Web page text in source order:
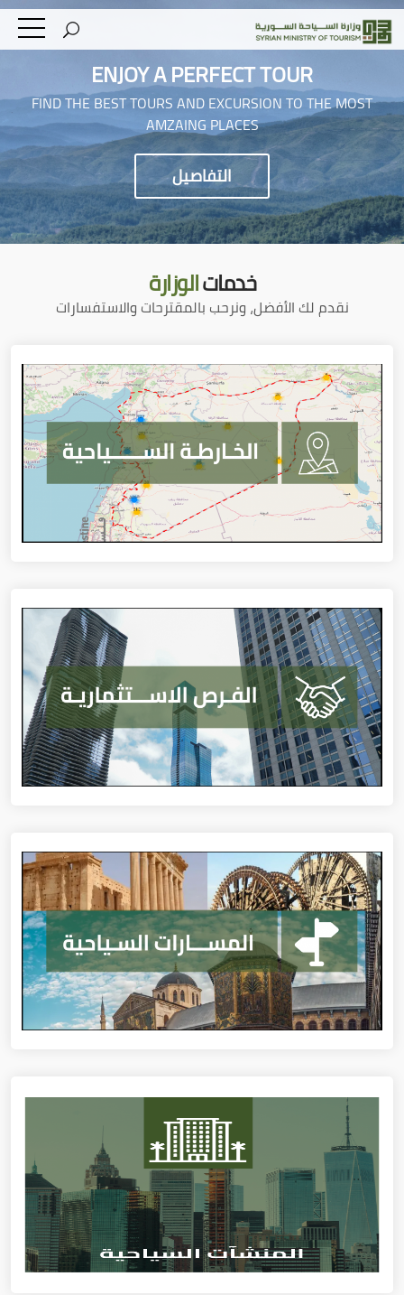
ENJOY A PERFECT TOUR
FIND THE BEST TOURS AND EXCURSION TO THE MOST
AMZAING PLACES
التفاصيل
خدماتالوزارة
نقدم لك الأفضل، ونرحب بالمقترحات والاستفسارات